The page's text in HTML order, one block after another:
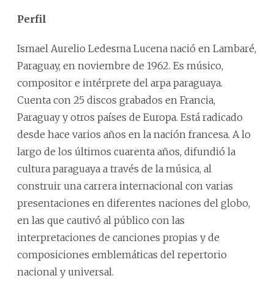
Perfil
Ismael Aurelio Ledesma Lucena nació en Lambaré,
Paraguay, en noviembre de 1962. Es músico,
compositor e intérprete del arpa paraguaya.
Cuenta con 25 discos grabados en Francia,
Paraguay y otros países de Europa. Está radicado
desde hace varios años en la nación francesa. A lo
largo de los últimos cuarenta años, difundió la
cultura paraguaya a través de la música, al
construir una carrera internacional con varias
presentaciones en diferentes naciones del globo,
en las que cautivó al público con las
interpretaciones de canciones propias y de
composiciones emblemáticas del repertorio
nacional y universal.